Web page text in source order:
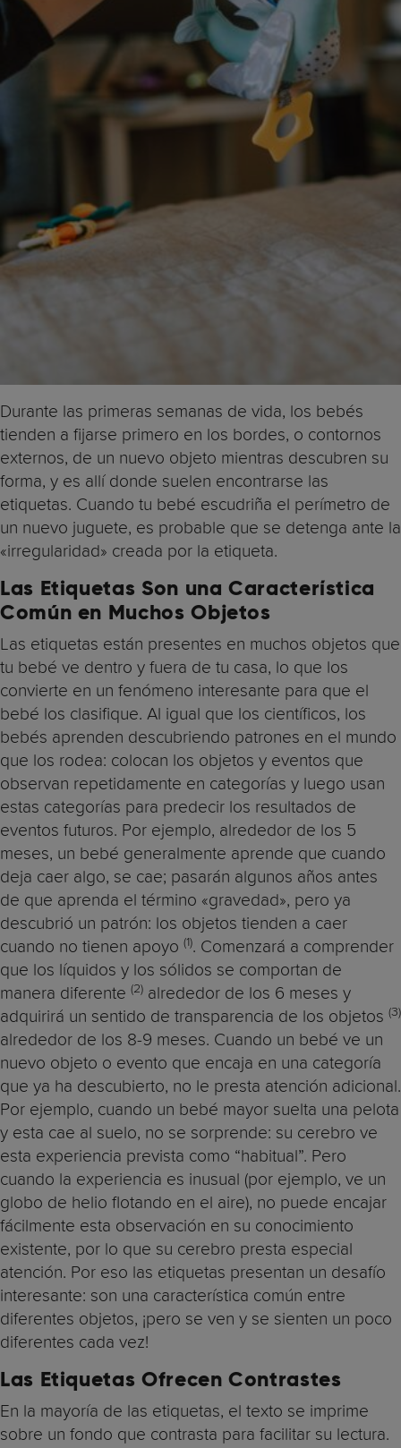
Durante las primeras semanas de vida, los bebés
tienden a fijarse primero en los bordes, o contornos
externos, de un nuevo objeto mientras descubren su
forma, y ​​es allí donde suelen encontrarse las
etiquetas. Cuando tu bebé escudriña el perímetro de
un nuevo juguete, es probable que se detenga ante la
«irregularidad» creada por la etiqueta.
Las Etiquetas Son una Característica
Común en Muchos Objetos
Las etiquetas están presentes en muchos objetos que
tu bebé ve dentro y fuera de tu casa, lo que los
convierte en un fenómeno interesante para que el
bebé los clasifique. Al igual que los científicos, los
bebés aprenden descubriendo patrones en el mundo
que los rodea: colocan los objetos y eventos que
observan repetidamente en categorías y luego usan
estas categorías para predecir los resultados de
eventos futuros. Por ejemplo, alrededor de los 5
meses, un bebé generalmente aprende que cuando
deja caer algo, se cae; pasarán algunos años antes
de que aprenda el término «gravedad», pero ya
descubrió un patrón: los objetos tienden a caer
cuando no tienen apoyo (1). Comenzará a comprender
que los líquidos y los sólidos se comportan de
manera diferente (2) alrededor de los 6 meses y
adquirirá un sentido de transparencia de los objetos (3)
alrededor de los 8-9 meses. Cuando un bebé ve un
nuevo objeto o evento que encaja en una categoría
que ya ha descubierto, no le presta atención adicional.
Por ejemplo, cuando un bebé mayor suelta una pelota
y esta cae al suelo, no se sorprende: su cerebro ve
esta experiencia prevista como “habitual”. Pero
cuando la experiencia es inusual (por ejemplo, ve un
globo de helio flotando en el aire), no puede encajar
fácilmente esta observación en su conocimiento
existente, por lo que su cerebro presta especial
atención. Por eso las etiquetas presentan un desafío
interesante: son una característica común entre
diferentes objetos, ¡pero se ven y se sienten un poco
diferentes cada vez!
Las Etiquetas Ofrecen Contrastes
En la mayoría de las etiquetas, el texto se imprime
sobre un fondo que contrasta para facilitar su lectura.